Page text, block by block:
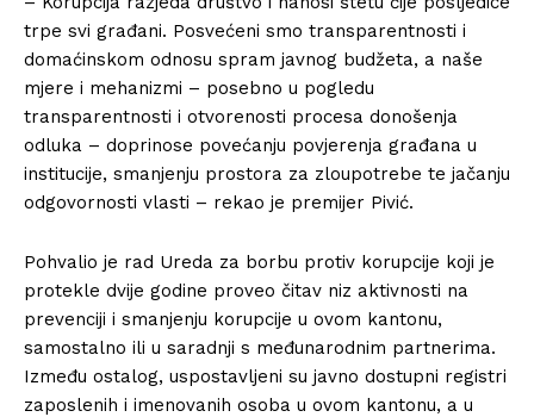
trpe svi građani. Posvećeni smo transparentnosti i
domaćinskom odnosu spram javnog budžeta, a naše
mjere i mehanizmi – posebno u pogledu
transparentnosti i otvorenosti procesa donošenja
odluka – doprinose povećanju povjerenja građana u
institucije, smanjenju prostora za zloupotrebe te jačanju
odgovornosti vlasti – rekao je premijer Pivić.
Pohvalio je rad Ureda za borbu protiv korupcije koji je
protekle dvije godine proveo čitav niz aktivnosti na
prevenciji i smanjenju korupcije u ovom kantonu,
samostalno ili u saradnji s međunarodnim partnerima.
Između ostalog, uspostavljeni su javno dostupni registri
zaposlenih i imenovanih osoba u ovom kantonu, a u